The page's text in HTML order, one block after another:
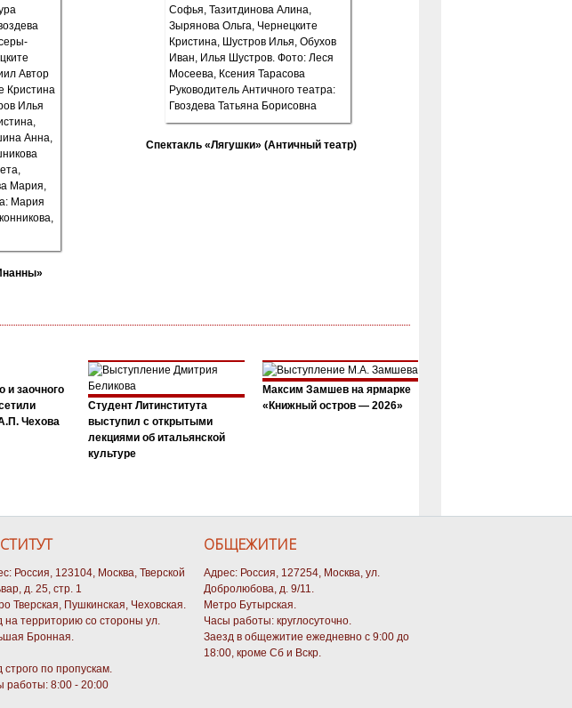
Спектакль «Лягушки» (Античный театр)
и заочного
Чехова
Студент Литинститута
выступил с открытыми
лекциями об итальянской
культуре
Максим Замшев на ярмарке
«Книжный остров — 2026»
Россия, 123104, Москва, Тверской
д. 25, стр. 1
Тверская, Пушкинская, Чеховская.
на территорию со стороны ул.
Бронная.
строго по пропускам.
работы: 8:00 - 20:00
ОБЩЕЖИТИЕ
Адрес: Россия, 127254, Москва, ул.
Добролюбова, д. 9/11.
Метро Бутырская.
Часы работы: круглосуточно.
Заезд в общежитие ежедневно с 9:00 до
18:00, кроме Сб и Вскр.